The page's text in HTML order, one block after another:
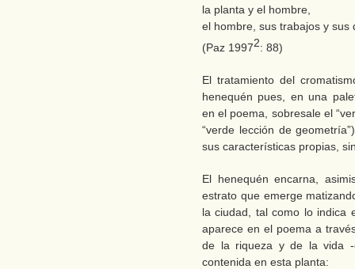
la planta y el hombre,
el hombre, sus trabajos y sus
(Paz 19972: 88)
El tratamiento del
henequén pues, en una
en el poema, sobresale el
“verde lección de
sus características propias,
El henequén encarna,
estrato que emerge
la ciudad, tal como lo indica
aparece en el poema a
de la riqueza y de la vida -
contenida en esta planta: